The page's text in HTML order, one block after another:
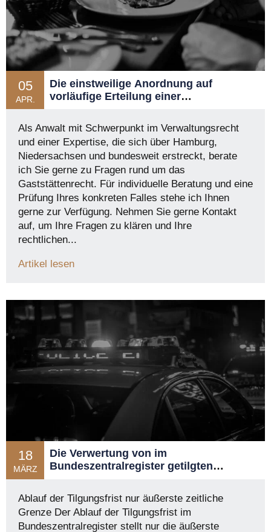
05
APR.
Die einstweilige Anordnung auf
vorläufige Erteilung einer
Als Anwalt mit Schwerpunkt im Verwaltungsrecht
und einer Expertise, die sich über Hamburg,
Niedersachsen und bundesweit erstreckt, berate
ich Sie gerne zu Fragen rund um das
Gaststättenrecht. Für individuelle Beratung und eine
Prüfung Ihres konkreten Falles stehe ich Ihnen
gerne zur Verfügung. Nehmen Sie gerne Kontakt
auf, um Ihre Fragen zu klären und Ihre
rechtlichen...
Artikel lesen
18
MÄRZ
Die Verwertung von im
Bundeszentralregister getilgten
gewerberechtlichen Zuverlässigkeit
nach § 35 GewO
Ablauf der Tilgungsfrist nur äußerste zeitliche
Grenze Der Ablauf der Tilgungsfrist im
Bundeszentralregister stellt nur die äußerste